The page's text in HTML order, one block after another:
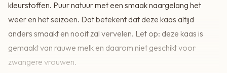
kleurstoffen. Puur natuur met een smaak naargelang het
weer en het seizoen. Dat betekent dat deze kaas altijd
anders smaakt en nooit zal vervelen. Let op: deze kaas is
gemaakt van rauwe melk en daarom niet geschikt voor
zwangere vrouwen.